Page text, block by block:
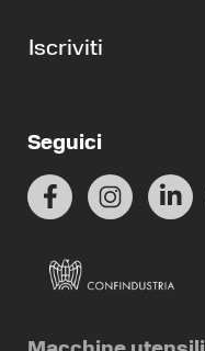
Iscriviti
Seguici